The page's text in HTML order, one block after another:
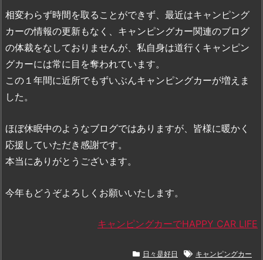
相変わらず時間を取ることができず、最近はキャンピング
カーの情報の更新もなく、キャンピングカー関連のブログ
の体裁をなしておりませんが、私自身は道行くキャンピン
グカーには常に目を奪われています。
この１年間に近所でもずいぶんキャンピングカーが増えま
した。
ほぼ休眠中のようなブログではありますが、皆様に暖かく
応援していただき感謝です。
本当にありがとうございます。
今年もどうぞよろしくお願いいたします。
キャンピングカーでHAPPY CAR LIFE
日々是好日 キャンピングカー